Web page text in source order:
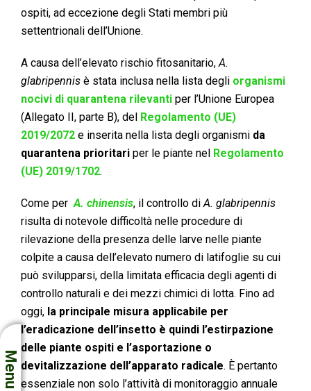
Menu
ospiti, ad eccezione degli Stati membri più
settentrionali dell’Unione.
A causa dell’elevato rischio fitosanitario,A.
glabripennis è stata inclusa nella lista degli organismi
nocivi di quarantena rilevanti per l’Unione Europea
(Allegato II, parte B), del Regolamento (UE)
2019/2072 e inserita nella lista degli organismi da
quarantena prioritari per le piante nel Regolamento
(UE) 2019/1702.
Come perA. chinensis, il controllo diA. glabripennis
risulta di notevole difficoltà nelle procedure di
rilevazione della presenza delle larve nelle piante
colpite a causa dell’elevato numero di latifoglie su cui
può svilupparsi, della limitata efficacia degli agenti di
controllo naturali e dei mezzi chimici di lotta. Fino ad
oggi, la principale misura applicabile per
l’eradicazione dell’insetto è quindi l’estirpazione
delle piante ospiti e l’asportazione o
devitalizzazione dell’apparato radicale. È pertanto
essenziale non solo l’attività di monitoraggio annuale